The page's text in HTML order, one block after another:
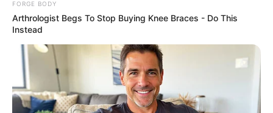
These Photos Make Us Nostalgic For The 70's
BRAINBERRIES
FORGE BODY
Arthrologist Begs To Stop Buying Knee Braces - Do This
Instead